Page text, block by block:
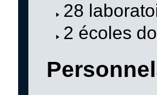
28
2 écoles